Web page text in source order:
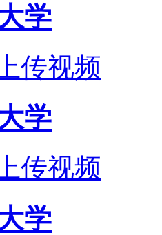
学
上传视频
学
上传视频
学